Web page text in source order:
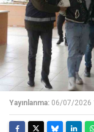
Yayınlanma: 06/07/2026